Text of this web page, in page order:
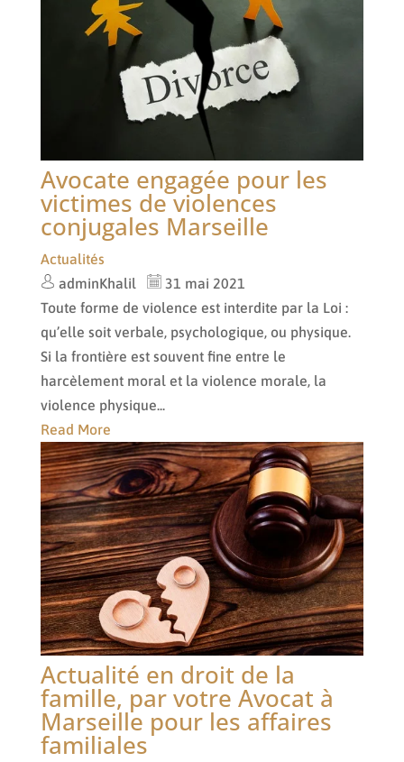
Avocate engagée pour les
victimes de violences
conjugales Marseille
Actualités
adminKhalil
31 mai 2021
Toute forme de violence est interdite par la Loi :
qu’elle soit verbale, psychologique, ou physique.
Si la frontière est souvent fine entre le
harcèlement moral et la violence morale, la
violence physique...
Read More
Actualité en droit de la
famille, par votre Avocat à
Marseille pour les affaires
familiales